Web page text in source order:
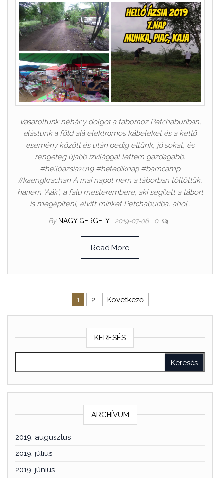
Vásároltunk néhány dolgot a táborhoz Petchaburiban,
elástunk a föld alá elektromos kábeleket és a kettő
esemény között és után pedig ettünk, jó sokat, és
rengeteg újabb ízvilággal lettem gazdagabb.
#hellóázsia2019 #hetediknap #bamcamp
#kaengkrachan A mai napot nem a táborban töltöttük,
hanem “Áák”, a falu mesterembere, aki segített a tábort
is megépíteni, elvitt minket Petchaburiba, ahol…
By NAGY GERGELY 2019-07-06 0
Read More
1 2 Következő
KERESÉS
ARCHÍVUM
2019. augusztus
2019. július
2019. június